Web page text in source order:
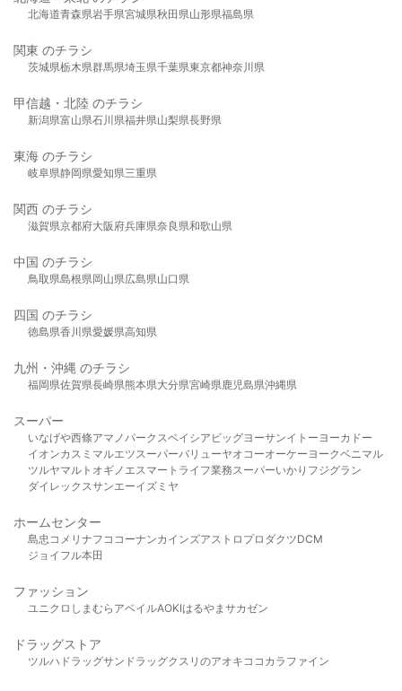
北海道青森県岩手県宮城県秋田県山形県福島県
関東 のチラシ
茨城県栃木県群馬県埼玉県千葉県東京都神奈川県
甲信越・北陸 のチラシ
新潟県富山県石川県福井県山梨県長野県
東海 のチラシ
岐阜県静岡県愛知県三重県
関西 のチラシ
滋賀県京都府大阪府兵庫県奈良県和歌山県
中国 のチラシ
鳥取県島根県岡山県広島県山口県
四国 のチラシ
徳島県香川県愛媛県高知県
九州・沖縄 のチラシ
福岡県佐賀県長崎県熊本県大分県宮崎県鹿児島県沖縄県
スーパー
いなげや西條アマノパークスベイシア ビッグヨーサンイトーヨーカドー
イオンカスミ マルエツスーパーバリューヤオコーオーケー ヨークベニマル
ツルヤマルト オギノ エスマート ライフ業務スーパーいかり フジグラン
ダイレックスサンエーイズミヤ
ホームセンター
島忠 コメリ ナフコ コーナンカインズアストロプロダクツDCM
ジョイフル本田
ファッション
ユニクロ しまむら アベイルAOKIはるやま サカゼン
ドラッグストア
ツルハドラッグサンドラッグクスリのアオキ ココカラファイン